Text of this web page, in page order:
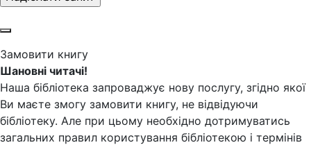
Замовити книгу
Шановні читачі!
Наша бібліотека запроваджує нову послугу, згідно якої
Ви маєте змогу замовити книгу, не відвідуючи
бібліотеку. Але при цьому необхідно дотримуватись
загальних правил користування бібліотекою і термінів